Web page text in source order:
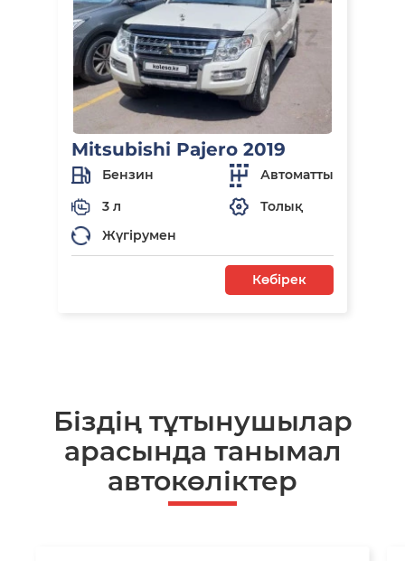
Mitsubishi Pajero 2019
Бензин
Автоматты
3 л
Толық
Жүгірумен
Көбірек
Біздің тұтынушылар
арасында танымал
автокөліктер